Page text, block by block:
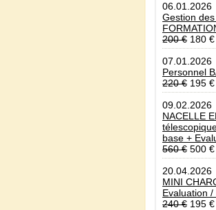
06.01.2026
Gestion
200 € 180 €
07.01.2026
Personnel
220 € 195 €
09.02.2026
NACELLE
base +
560 € 500 €
20.04.2026
MINI
Evaluation
240 € 195 €